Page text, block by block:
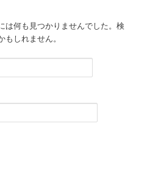
は何も見つかりませんでした。検
しれません。